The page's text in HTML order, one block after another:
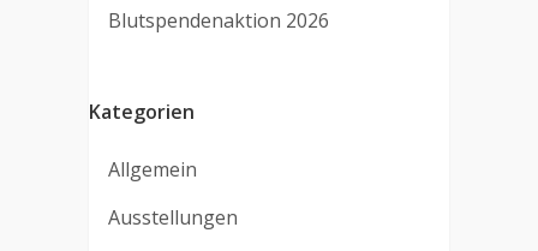
Blutspendenaktion 2026
Kategorien
Allgemein
Ausstellungen